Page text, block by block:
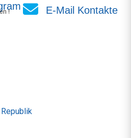
! E-Mail Kontakte